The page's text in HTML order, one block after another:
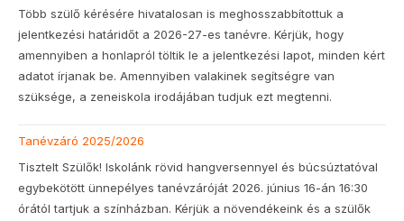
Több szülő kérésére hivatalosan is meghosszabbítottuk a
jelentkezési határidőt a 2026-27-es tanévre. Kérjük, hogy
amennyiben a honlapról töltik le a jelentkezési lapot, minden kért
adatot írjanak be. Amennyiben valakinek segítségre van
szüksége, a zeneiskola irodájában tudjuk ezt megtenni.
Tanévzáró 2025/2026
Tisztelt Szülők! Iskolánk rövid hangversennyel és búcsúztatóval
egybekötött ünnepélyes tanévzáróját 2026. június 16-án 16:30
órától tartjuk a színházban. Kérjük a növendékeink és a szülők